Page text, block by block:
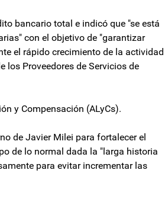
bancario total e indicó que "se está
con el objetivo de "garantizar
el rápido crecimiento de la actividad
los Proveedores de Servicios de
y Compensación (ALyCs).
de Javier Milei para fortalecer el
de lo normal dada la "larga historia
para evitar incrementar las